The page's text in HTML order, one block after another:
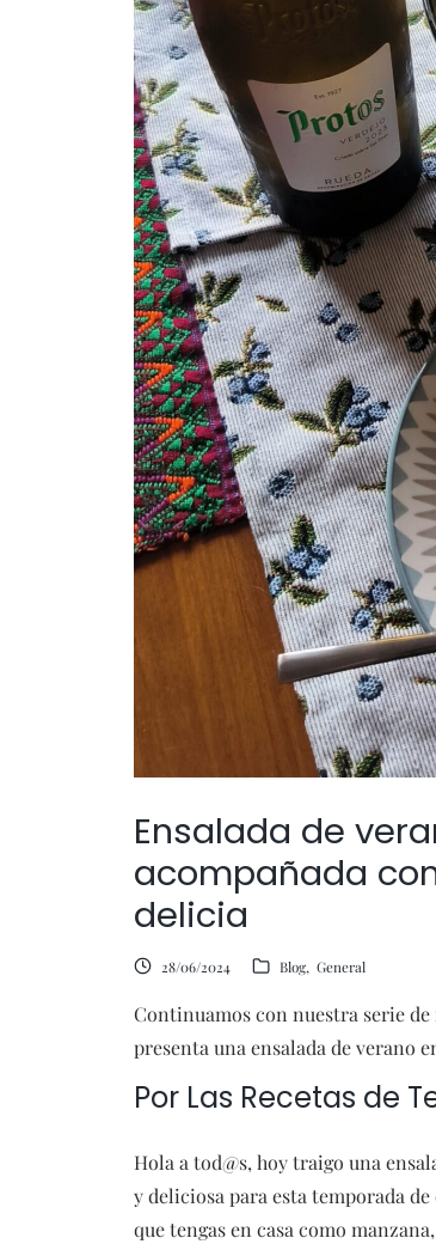
Ensalada de
acompañada
delicia
28/06/2024 Blog General
Continuamos con nuestra serie
presenta una ensalada de verano
Por Las Recetas de
Hola a tod@s, hoy traigo una
y deliciosa para esta temporada
que tengas en casa como